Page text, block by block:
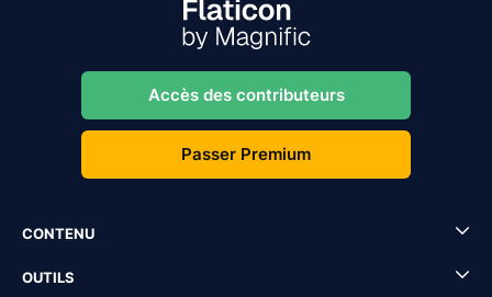
Accès des contributeurs
Passer Premium
CONTENU
OUTILS